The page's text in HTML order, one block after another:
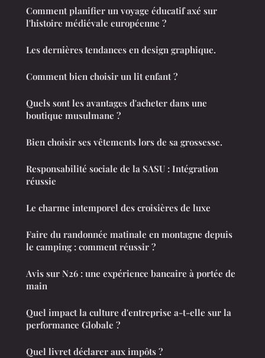
Comment planifier un voyage éducatif axé sur
l'histoire médiévale européenne ?
Les dernières tendances en design graphique.
Comment bien choisir un lit enfant ?
Quels sont les avantages d'acheter dans une
boutique musulmane ?
Bien choisir ses vêtements lors de sa grossesse.
Responsabilité sociale de la SASU : Intégration
réussie
Le charme intemporel des croisières de luxe
Faire du randonnée matinale en montagne depuis
le camping : comment réussir ?
Avis sur N26 : une expérience bancaire à portée de
main
Quel impact la culture d'entreprise a-t-elle sur la
performance Globale ?
Quel livret déclarer aux impôts ?